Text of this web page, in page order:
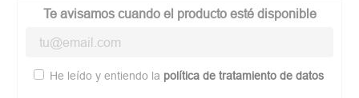
Te avisamos cuando el producto esté disponible
He leído y entiendo la política de tratamiento de datos